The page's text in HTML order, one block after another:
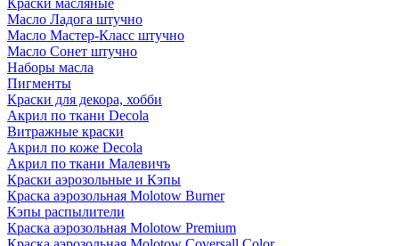
Краски масляные
Масло Ладога штучно
Масло Мастер-Класс штучно
Масло Сонет штучно
Наборы масла
Пигменты
Краски для декора, хобби
Акрил по ткани Decola
Витражные краски
Акрил по коже Decola
Акрил по ткани Малевичъ
Краски аэрозольные и Кэпы
Краска аэрозольная Molotow Burner
Кэпы распылители
Краска аэрозольная Molotow Premium